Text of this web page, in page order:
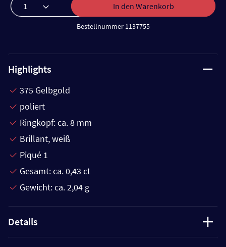
In den Warenkorb
Bestellnummer 1137755
Highlights
375 Gelbgold
poliert
Ringkopf: ca. 8 mm
Brillant, weiß
Piqué 1
Gesamt: ca. 0,43 ct
Gewicht: ca. 2,04 g
Details